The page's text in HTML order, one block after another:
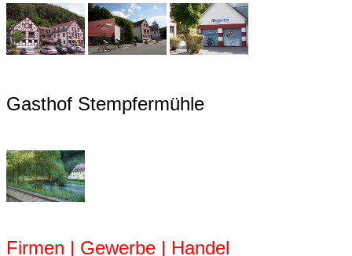
Gasthof Stempfermühle
Firmen | Gewerbe | Handel